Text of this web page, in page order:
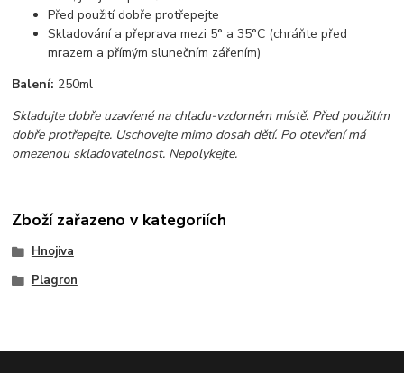
Před použití dobře protřepejte
Skladování a přeprava mezi 5° a 35°C (chráňte před
mrazem a přímým slunečním zářením)
Balení: 250ml
Skladujte dobře uzavřené na chladu-vzdorném místě. Před použitím
dobře protřepejte. Uschovejte mimo dosah dětí. Po otevření má
omezenou skladovatelnost. Nepolykejte.
Zboží zařazeno v kategoriích
Hnojiva
Plagron